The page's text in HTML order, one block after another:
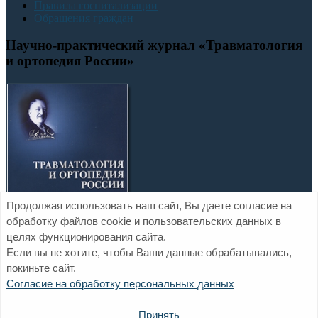
Правила госпитализации
Обращения граждан
Научно-практический журнал «Травматология
и ортопедия России»
Официальный сайт ФГБУ «НМИЦ ТО им. Р.Р. Вредена»
Минздрава России
Продолжая использовать наш сайт, Вы даете согласие на
обработку файлов cookie и пользовательских данных в
целях функционирования сайта.
Если вы не хотите, чтобы Ваши данные обрабатывались,
покиньте сайт.
Согласие на обработку персональных данных
Принять